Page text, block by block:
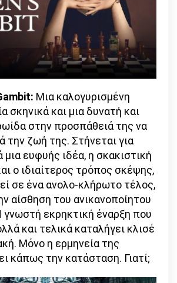
Μια καλογυρισμένη
σκηνικά και μια δυνατή και
στην προσπάθειά της να
την ζωή της. Στήνεται για
μια ευφυής ιδέα, η σκακιστική
ο ιδιαίτερος τρόπος σκέψης,
σε ένα ανολο-κλήρωτο τέλος,
αίσθηση του ανικανοποίητου
γνωστή εκρηκτική έναρξη που
και τελικά καταλήγει κλισέ
Μόνο η ερμηνεία της
κάπως την κατάσταση. Γιατί;